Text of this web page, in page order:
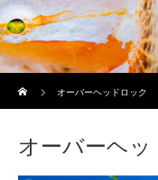
オーバーヘッドロック
オーバーヘッ